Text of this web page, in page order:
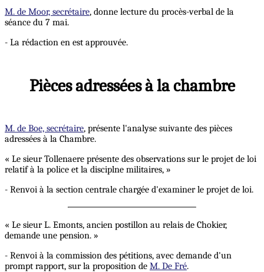
M. de Moor, secrétaire, donne lecture du procès-verbal de la
séance du 7 mai.
- La rédaction en est approuvée.
Pièces adressées à la chambre
M. de Boe, secrétaire, présente l'analyse suivante des pièces
adressées à la Chambre.
« Le sieur Tollenaere présente des observations sur le projet de loi
relatif à la police et la disciplne militaires, »
- Renvoi à la section centrale chargée d'examiner le projet de loi.
« Le sieur L. Emonts, ancien postillon au relais de Chokier,
demande une pension. »
- Renvoi à la commission des pétitions, avec demande d'un
prompt rapport, sur la proposition de M. De Fré.